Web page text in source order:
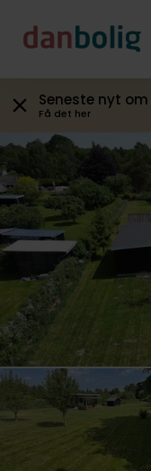
Seneste nyt
Få det her
Galleri